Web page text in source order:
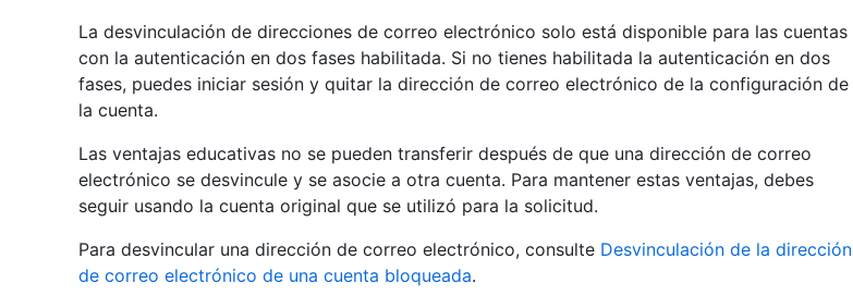
La desvinculación de direcciones de correo electrónico solo está disponible para las cuentas
con la autenticación en dos fases habilitada. Si no tienes habilitada la autenticación en dos
fases, puedes iniciar sesión y quitar la dirección de correo electrónico de la configuración de
la cuenta.
Las ventajas educativas no se pueden transferir después de que una dirección de correo
electrónico se desvincule y se asocie a otra cuenta. Para mantener estas ventajas, debes
seguir usando la cuenta original que se utilizó para la solicitud.
Para desvincular una dirección de correo electrónico, consulte Desvinculación de la dirección
de correo electrónico de una cuenta bloqueada.